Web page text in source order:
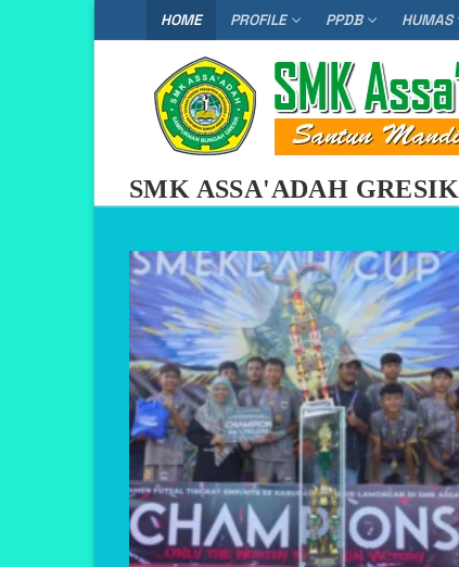
to
HOME PROFILE PPDB HUMAS
SMK ASSA'ADAH GRESIK